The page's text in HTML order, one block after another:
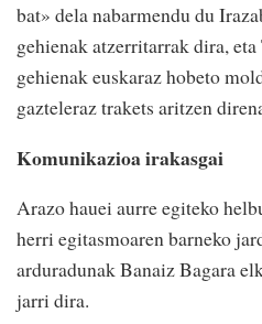
bat» dela nabarmendu du
gehienak atzerritarrak dira,
gehienak euskaraz hobeto
gazteleraz trakets aritzen
Komunikazioa irakasgai
Arazo hauei aurre egiteko
herri egitasmoaren barneko
arduradunak Banaiz Bagara
jarri dira.